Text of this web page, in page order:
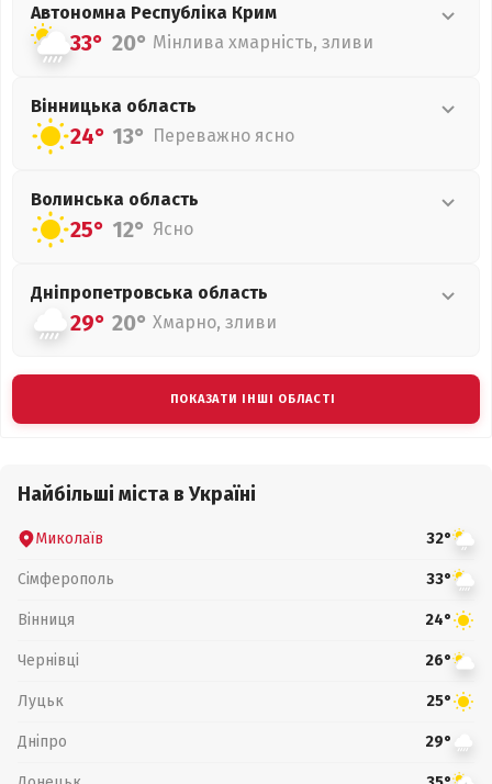
Автономна Республіка Крим
33° 20° Мінлива хмарність, зливи
Вінницька область
24° 13° Переважно ясно
Волинська область
25° 12° Ясно
Дніпропетровська область
29° 20° Хмарно, зливи
ПОКАЗАТИ ІНШІ ОБЛАСТІ
Найбільші міста в Україні
Миколаїв 32°
Сімферополь 33°
Вінниця 24°
Чернівці 26°
Луцьк 25°
Дніпро 29°